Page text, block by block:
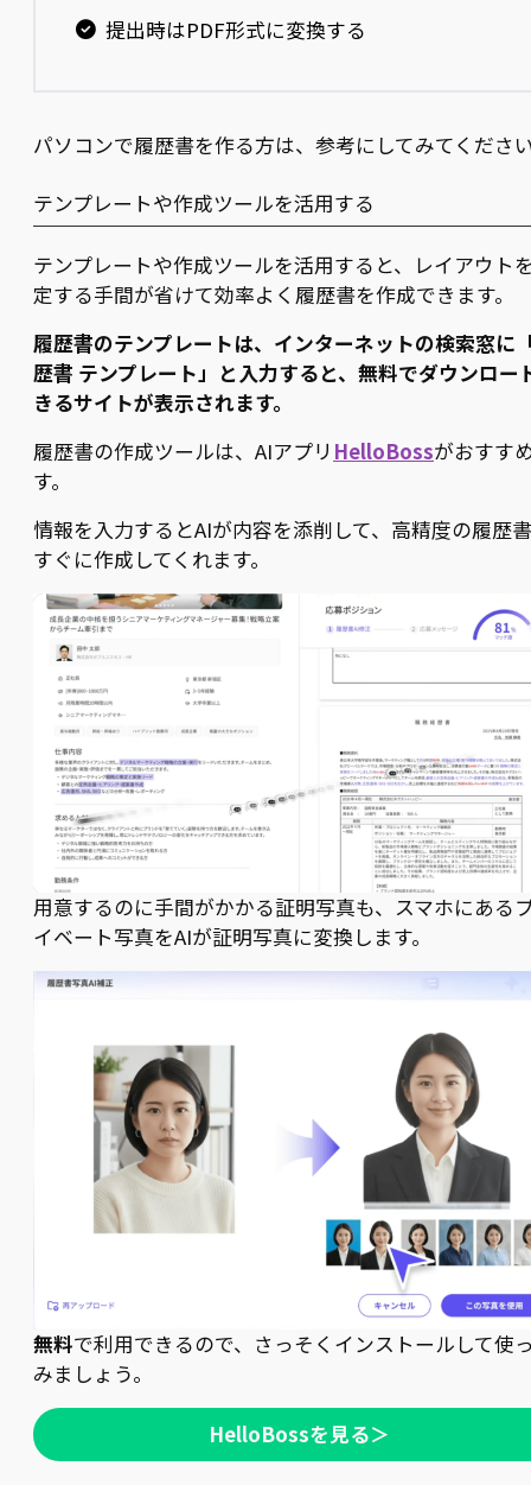
提出時はPDF形式に変換する
パソコンで履歴書を作る方は、参考にしてみてくださ
テンプレートや作成ツールを活用する
テンプレートや作成ツールを活用すると、レイアウト
定する手間が省けて効率よく履歴書を作成できます。
履歴書のテンプレートは、インターネットの検索窓に
歴書 テンプレート」と入力すると、無料でダウンロー
きるサイトが表示されます。
履歴書の作成ツールは、AIアプリ HelloBossがおすす
す。
情報を入力するとAIが内容を添削して、高精度の履歴
すぐに作成してくれます。
用意するのに手間がかかる証明写真も、スマホにある
イベート写真をAIが証明写真に変換します。
無料で利用できるので、さっそくインストールして使
みましょう。
HelloBossを見る＞